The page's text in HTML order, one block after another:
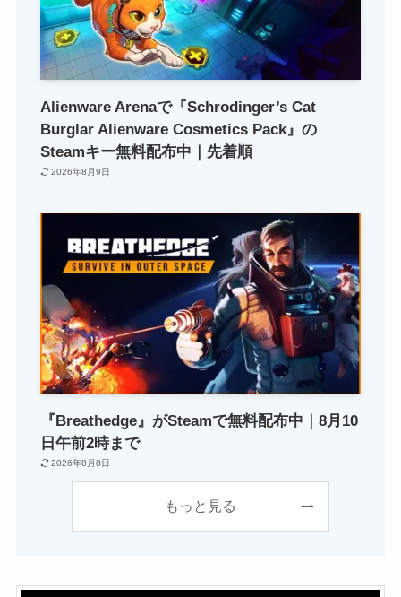
Alienware Arenaで『Schrodinger’s Cat
Burglar Alienware Cosmetics Pack』の
Steamキー無料配布中｜先着順
2026年8月9日
『Breathedge』がSteamで無料配布中｜8月10
日午前2時まで
2026年8月8日
もっと見る